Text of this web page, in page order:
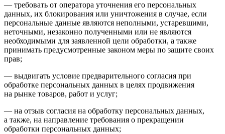
— требовать от оператора уточнения его персональных
данных, их блокирования или уничтожения в случае, если
персональные данные являются неполными, устаревшими,
неточными, незаконно полученными или не являются
необходимыми для заявленной цели обработки, а также
принимать предусмотренные законом меры по защите своих
прав;
— выдвигать условие предварительного согласия при
обработке персональных данных в целях продвижения
на рынке товаров, работ и услуг;
— на отзыв согласия на обработку персональных данных,
а также, на направление требования о прекращении
обработки персональных данных;